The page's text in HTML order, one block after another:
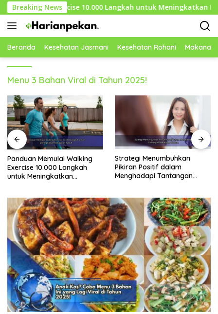
Langsung
ke
konten
Breaking News
Exercise 10.000 Langkah untuk Meningkatkan
Beranda Kesehatan Jasmani Kesehatan Rohani Makanan
Menu 3 Bahan Viral di Tahun 2025!
Strategi Menumbuhkan
Pikiran Positif dalam
Menghadapi Tantangan
Daftar Makanan dengan
Lemak Sehat untuk Menjaga
Keseimbangan Nutrisi Tubuh